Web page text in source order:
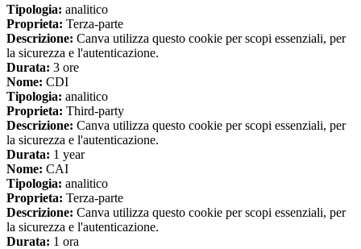
Tipologia: analitico
Proprieta: Terza-parte
Descrizione: Canva utilizza questo cookie per scopi essenziali, per
la sicurezza e l'autenticazione.
Durata: 3 ore
Nome: CDI
Tipologia: analitico
Proprieta: Third-party
Descrizione: Canva utilizza questo cookie per scopi essenziali, per
la sicurezza e l'autenticazione.
Durata: 1 year
Nome: CAI
Tipologia: analitico
Proprieta: Terza-parte
Descrizione: Canva utilizza questo cookie per scopi essenziali, per
la sicurezza e l'autenticazione.
Durata: 1 ora